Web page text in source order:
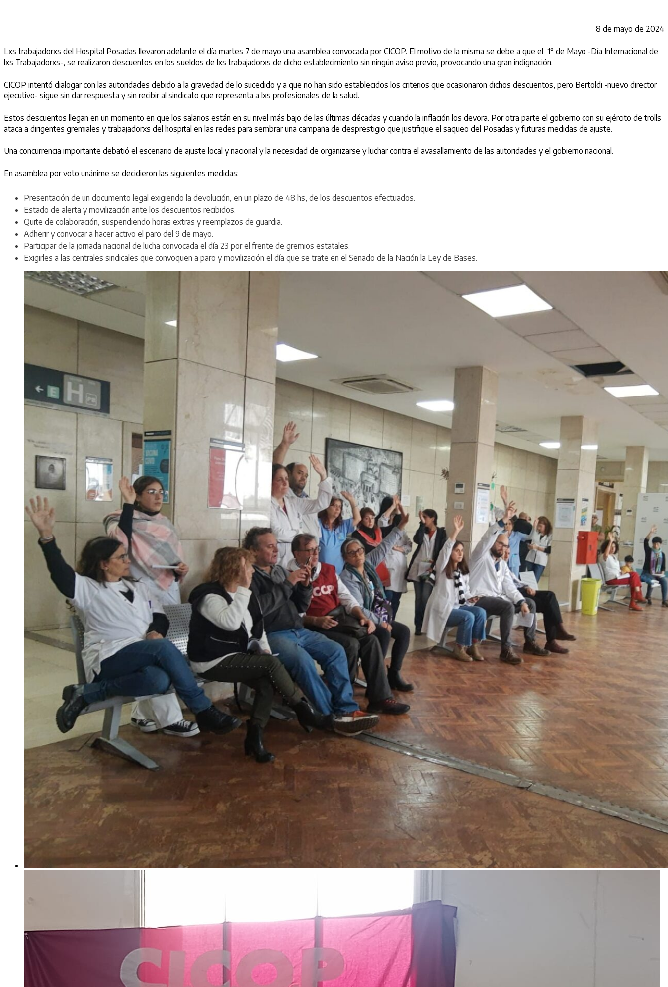
8 de mayo de 2024
Lxs trabajadorxs del Hospital Posadas llevaron adelante el día martes 7 de mayo una asamblea convocada por CICOP. El motivo de la misma se debe a que el 1° de Mayo -Día Internacional de
lxs Trabajadorxs-, se realizaron descuentos en los sueldos de lxs trabajadorxs de dicho establecimiento sin ningún aviso previo, provocando una gran indignación.
CICOP intentó dialogar con las autoridades debido a la gravedad de lo sucedido y a que no han sido establecidos los criterios que ocasionaron dichos descuentos, pero Bertoldi -nuevo director
ejecutivo- sigue sin dar respuesta y sin recibir al sindicato que representa a lxs profesionales de la salud.
Estos descuentos llegan en un momento en que los salarios están en su nivel más bajo de las últimas décadas y cuando la inflación los devora. Por otra parte el gobierno con su ejército de trolls
ataca a dirigentes gremiales y trabajadorxs del hospital en las redes para sembrar una campaña de desprestigio que justifique el saqueo del Posadas y futuras medidas de ajuste.
Una concurrencia importante debatió el escenario de ajuste local y nacional y la necesidad de organizarse y luchar contra el avasallamiento de las autoridades y el gobierno nacional.
En asamblea por voto unánime se decidieron las siguientes medidas:
Presentación de un documento legal exigiendo la devolución, en un plazo de 48 hs, de los descuentos efectuados.
Estado de alerta y movilización ante los descuentos recibidos.
Quite de colaboración, suspendiendo horas extras y reemplazos de guardia.
Adherir y convocar a hacer activo el paro del 9 de mayo.
Participar de la jornada nacional de lucha convocada el día 23 por el frente de gremios estatales.
Exigirles a las centrales sindicales que convoquen a paro y movilización el día que se trate en el Senado de la Nación la Ley de Bases.